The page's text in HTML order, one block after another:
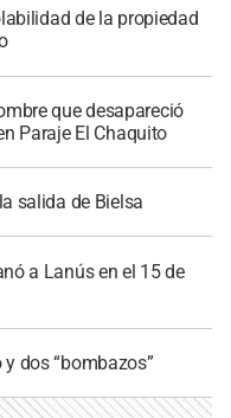
de la propiedad
que desapareció
Paraje El Chaquito
salida de Bielsa
a Lanús en el 15 de
dos “bombazos”